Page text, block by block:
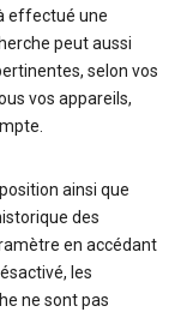
effectué une
peut aussi
selon vos
vos appareils,
ainsi que
des
en accédant
les
ne sont pas